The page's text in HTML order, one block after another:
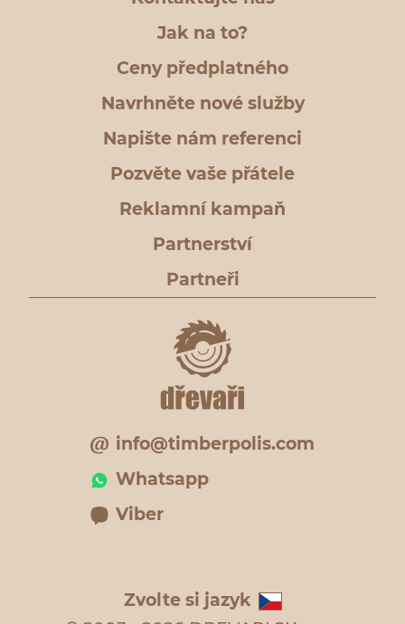
Jak na to?
Ceny předplatného
Navrhněte nové služby
Napište nám referenci
Pozvěte vaše přátele
Reklamní kampaň
Partnerství
Partneři
info@timberpolis.com
Whatsapp
Viber
Zvolte si jazyk